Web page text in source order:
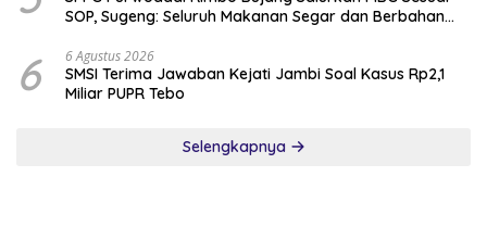
SOP, Sugeng: Seluruh Makanan Segar dan Berbahan
6 6 Agustus 2026
SMSI Terima Jawaban Kejati Jambi Soal Kasus Rp2,1
Miliar PUPR Tebo
Selengkapnya